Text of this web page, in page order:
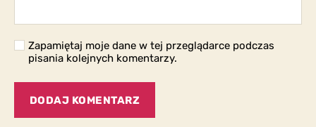
Zapamiętaj moje dane w tej przeglądarce podczas
pisania kolejnych komentarzy.